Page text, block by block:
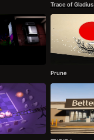
Trace of Gladius
Prune